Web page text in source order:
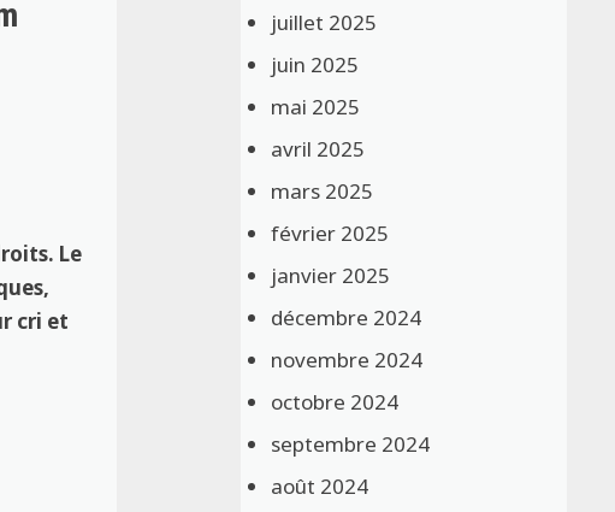
Le
cri et
juillet 2025
juin 2025
mai 2025
avril 2025
mars 2025
février 2025
janvier 2025
décembre 2024
novembre 2024
octobre 2024
septembre 2024
août 2024